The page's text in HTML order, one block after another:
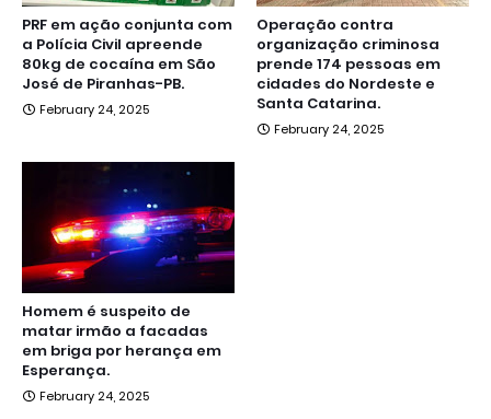
PRF em ação conjunta com
a Polícia Civil apreende
80kg de cocaína em São
José de Piranhas-PB.
February 24, 2025
Operação contra
organização criminosa
prende 174 pessoas em
cidades do Nordeste e
Santa Catarina.
February 24, 2025
Homem é suspeito de
matar irmão a facadas
em briga por herança em
Esperança.
February 24, 2025